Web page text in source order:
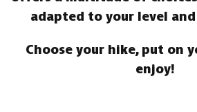
adapted to your level
Choose your hike, put on
enjoy!